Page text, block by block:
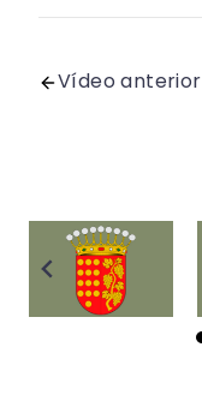
Vídeo anterior